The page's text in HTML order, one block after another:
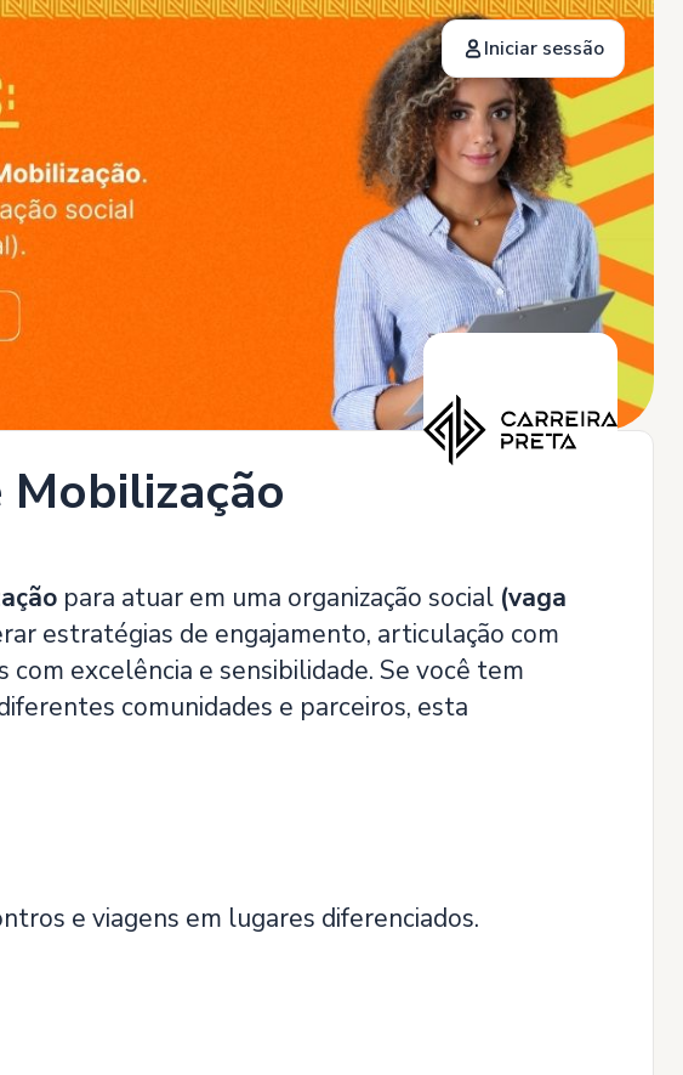
Iniciar sessão
Mobilização
para atuar em uma organização social (vaga
estratégias de engajamento, articulação com
excelência e sensibilidade. Se você tem
comunidades e parceiros, esta
e viagens em lugares diferenciados.